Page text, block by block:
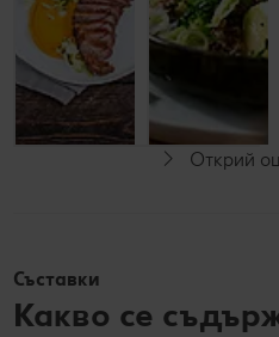
До 60 минути
Напреднали
С видео
Открий
Съставки
Какво се